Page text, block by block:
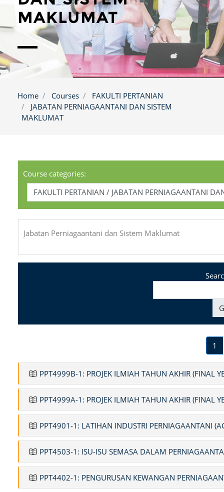
MAKLUMAT
Home Courses
FAKULTI PERTANIAN
JABATAN PERNIAGAANTANI DAN SISTEM
MAKLUMAT
Course categories:
Jabatan Perniagaantani dan Sistem Maklumat
1
PPT4999B-1: PROJEK ILMIAH TAHUN AKHIR (FINAL
PPT4999A-1: PROJEK ILMIAH TAHUN AKHIR (FINAL
PPT4901-1: LATIHAN INDUSTRI PERNIAGAANTANI
PPT4503-1: ISU-ISU SEMASA DALAM
PPT4402-1: PENGURUSAN KEWANGAN